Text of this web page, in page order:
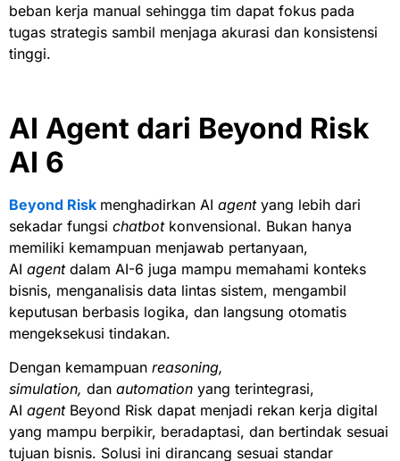
beban kerja manual sehingga tim dapat fokus pada
tugas strategis sambil menjaga akurasi dan konsistensi
tinggi.
AI Agent dari Beyond Risk
AI 6
Beyond Risk menghadirkan AI agent yang lebih dari
sekadar fungsi chatbot konvensional. Bukan hanya
memiliki kemampuan menjawab pertanyaan,
AI agent dalam AI-6 juga mampu memahami konteks
bisnis, menganalisis data lintas sistem, mengambil
keputusan berbasis logika, dan langsung otomatis
mengeksekusi tindakan.
Dengan kemampuan reasoning,
simulation, dan automation yang terintegrasi,
AI agent Beyond Risk dapat menjadi rekan kerja digital
yang mampu berpikir, beradaptasi, dan bertindak sesuai
tujuan bisnis. Solusi ini dirancang sesuai standar